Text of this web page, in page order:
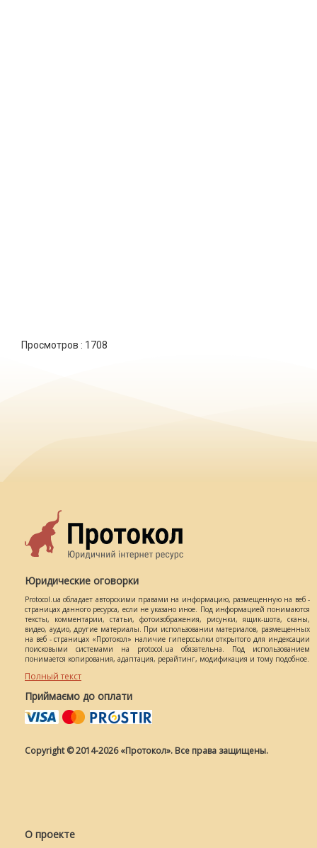
Просмотров : 1708
Юридические оговорки
Protocol.ua обладает авторскими правами на информацию, размещенную на веб -
страницах данного ресурса, если не указано иное. Под информацией понимаются
тексты, комментарии, статьи, фотоизображения, рисунки, ящик-шота, сканы,
видео, аудио, другие материалы. При использовании материалов, размещенных
на веб - страницах «Протокол» наличие гиперссылки открытого для индексации
поисковыми системами на protocol.ua обязательна. Под использованием
понимается копирования, адаптация, рерайтинг, модификация и тому подобное.
Полный текст
Приймаємо до оплати
Copyright © 2014-2026 «Протокол». Все права защищены.
О проекте